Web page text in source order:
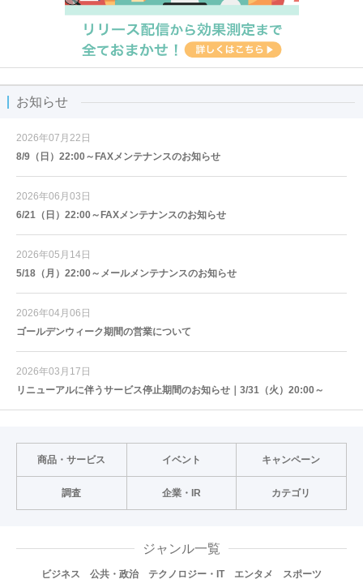
お知らせ
2026年07月22日
8/9（日）22:00～FAXメンテナンスのお知らせ
2026年06月03日
6/21（日）22:00～FAXメンテナンスのお知らせ
2026年05月14日
5/18（月）22:00～メールメンテナンスのお知らせ
2026年04月06日
ゴールデンウィーク期間の営業について
2026年03月17日
リニューアルに伴うサービス停止期間のお知らせ｜3/31（火）20:00～
商品・サービス イベント キャンペーン
調査 企業・IR カテゴリ
ジャンル一覧
ビジネス 公共・政治 テクノロジー・IT エンタメ スポーツ